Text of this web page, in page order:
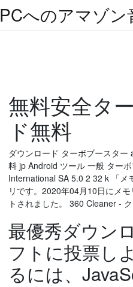
PCへのアマゾ
無料安全タ
ド無料
ダウンロード ターボブースタ
料 jp Android ツール 一般 ター
International SA 5.0 2 32 k 「メ
リです。2020年04月10日にメ
トされました。 360 Cleaner -
最優秀ダウン
フトに投票し
るには、